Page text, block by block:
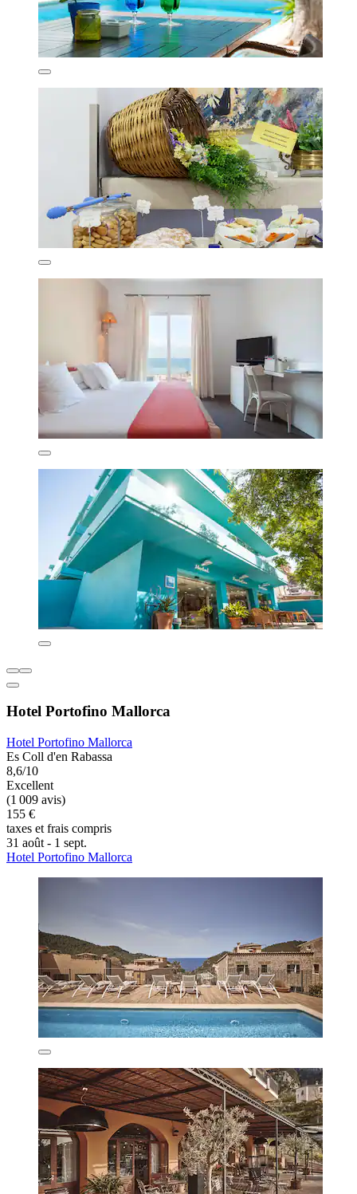
Hotel Portofino Mallorca
Hotel Portofino Mallorca
Es Coll d'en Rabassa
8,6/10
Excellent
(1 009 avis)
155 €
taxes et frais compris
31 août - 1 sept.
Hotel Portofino Mallorca